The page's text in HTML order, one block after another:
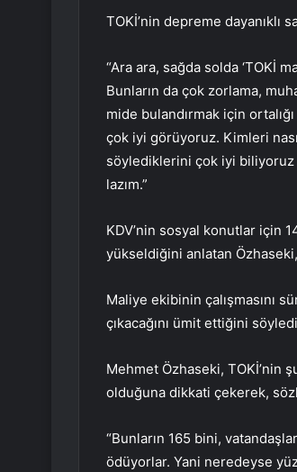
TOKİ’nin depreme
“Ara ara, sağda solda ‘TOKİ
Bunların da çok zorlama,
mide bulandırmak için
çok iyi görüyoruz. Kimleri
söylediklerini çok iyi biliyoruz
lazım.”
KDV’nin sosyal konutlar için
yükseldiğini anlatan
Maliye ekibinin çalışmasını
çıkacağını ümit ettiğini
Mehmet Özhaseki, TOKİ’nin
olduğuna dikkati çekerek,
“Bunların 165 bini,
ödüyorlar. Yani neredeyse